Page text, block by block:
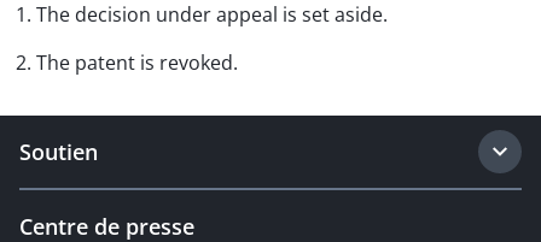
1. The decision under appeal is set aside.
2. The patent is revoked.
Soutien
Centre de presse